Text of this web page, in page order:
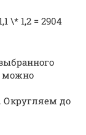
\* 1,2 = 2904
можно
Округляем до